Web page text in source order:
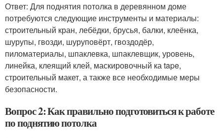
Ответ: Для поднятия потолка в деревянном доме
потребуются следующие инструменты и материалы:
строительный кран, лебёдки, брусья, балки, клеёнка,
шурупы, гвозди, шуруповёрт, гвоздодёр,
пиломатериалы, шпаклевка, шпаклевщик, уровень,
линейка, клеящий клей, маскировочный ка tape,
строительный макет, а также все необходимые меры
безопасности.
Вопрос 2: Как правильно подготовиться к работе
по поднятию потолка